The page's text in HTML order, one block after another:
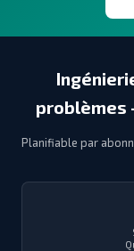
problèmes
Planifiable par